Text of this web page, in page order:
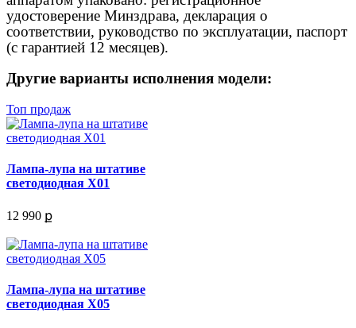
удостоверение Минздрава, декларация о
соответствии, руководство по эксплуатации, паспорт
(с гарантией 12 месяцев).
Другие варианты исполнения модели:
Топ продаж
Лампа-лупа на штативе
светодиодная X01
12 990 ք
Лампа-лупа на штативе
светодиодная X05